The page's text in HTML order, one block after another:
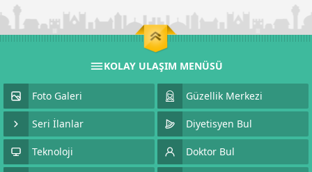
KOLAY ULAŞIM MENÜSÜ
Foto Galeri Güzellik Merkezi
Seri İlanlar Diyetisyen Bul
Teknoloji Doktor Bul